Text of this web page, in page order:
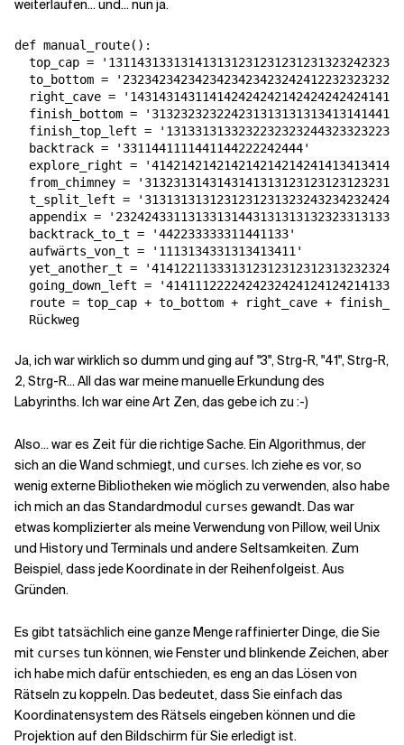
weiterlaufen... und... nun ja.
def manual_route():
top_cap =
to_bottom =
right_cave =
finish_bottom =
finish_top_left =
  backtrack = '3311441111441144222242444'
explore_right =
from_chimney =
t_split_left =
appendix =
  backtrack_to_t = '442233333311441133'
  aufwärts_von_t = '1113134331313413411'
yet_another_t =
going_down_left =
route = top_cap + to_bottom + right_cave +
  Rückweg
Ja, ich war wirklich so dumm und ging auf "3", Strg-R, "41", Strg-R,
2, Strg-R... All das war meine manuelle Erkundung des
Labyrinths. Ich war eine Art Zen, das gebe ich zu :-)
Also... war es Zeit für die richtige Sache. Ein Algorithmus, der
sich an die Wand schmiegt, und curses. Ich ziehe es vor, so
wenig externe Bibliotheken wie möglich zu verwenden, also habe
ich mich an das Standardmodul curses gewandt. Das war
etwas komplizierter als meine Verwendung von Pillow, weil Unix
und History und Terminals und andere Seltsamkeiten. Zum
Beispiel, dass jede Koordinate in der Reihenfolgeist. Aus
Gründen.
Es gibt tatsächlich eine ganze Menge raffinierter Dinge, die Sie
mit curses tun können, wie Fenster und blinkende Zeichen, aber
ich habe mich dafür entschieden, es eng an das Lösen von
Rätseln zu koppeln. Das bedeutet, dass Sie einfach das
Koordinatensystem des Rätsels eingeben können und die
Projektion auf den Bildschirm für Sie erledigt ist.